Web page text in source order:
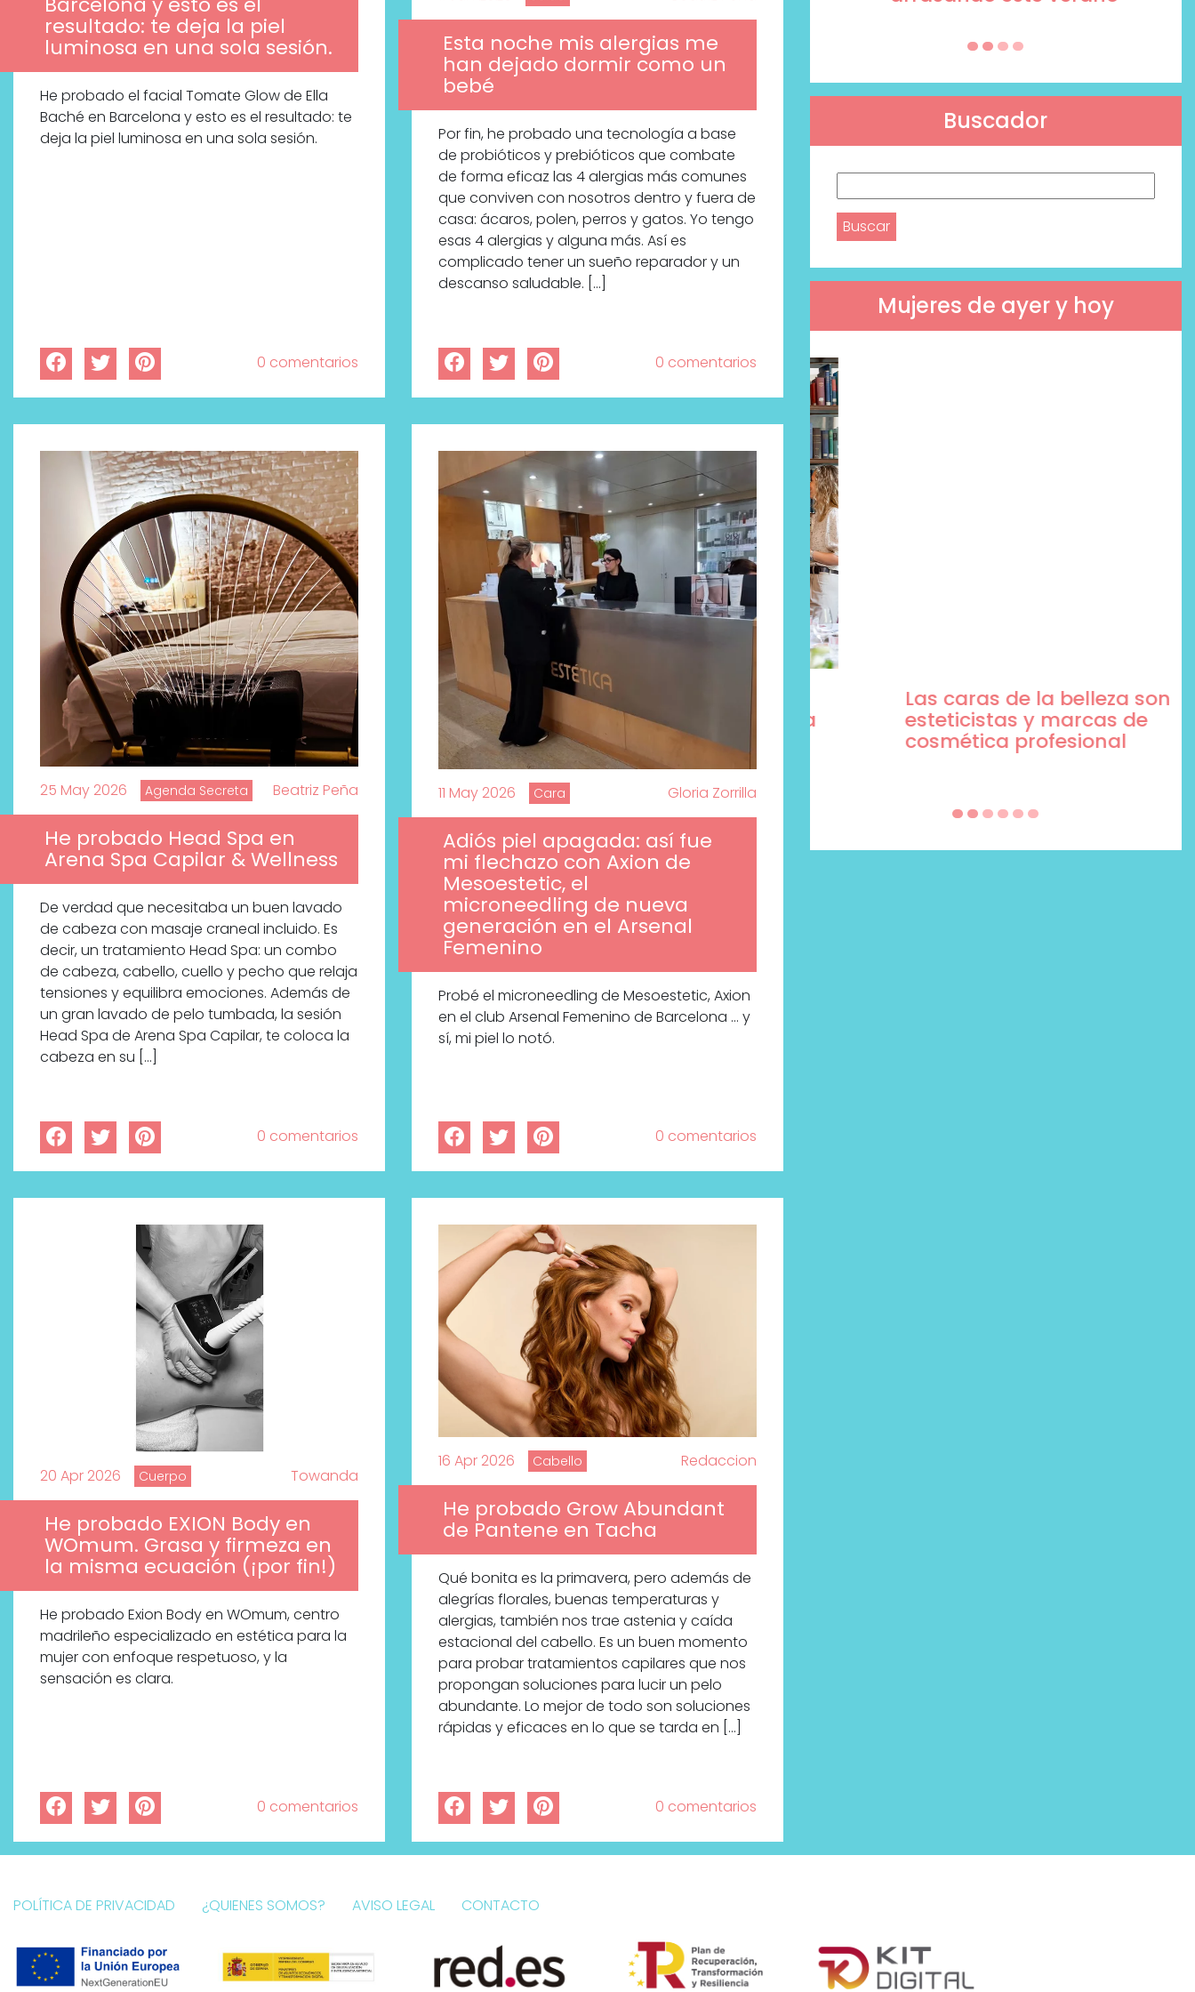
resultado: te deja la piel
luminosa en una sola sesión.
He probado el facial Tomate Glow de Ella
Baché en Barcelona y esto es el resultado: te
deja la piel luminosa en una sola sesión.
0 comentarios
Esta noche mis alergias me
han dejado dormir como un
bebé
Por fin, he probado una tecnología a base
de probióticos y prebióticos que combate
de forma eficaz las 4 alergias más comunes
que conviven con nosotros dentro y fuera de
casa: ácaros, polen, perros y gatos. Yo tengo
esas 4 alergias y alguna más. Así es
complicado tener un sueño reparador y un
descanso saludable. […]
0 comentarios
25 May 2026 Agenda Secreta Beatriz Peña
He probado Head Spa en
Arena Spa Capilar & Wellness
De verdad que necesitaba un buen lavado
de cabeza con masaje craneal incluido. Es
decir, un tratamiento Head Spa: un combo
de cabeza, cabello, cuello y pecho que relaja
tensiones y equilibra emociones. Además de
un gran lavado de pelo tumbada, la sesión
Head Spa de Arena Spa Capilar, te coloca la
cabeza en su […]
0 comentarios
11 May 2026 Cara Gloria Zorrilla
Adiós piel apagada: así fue
mi flechazo con Axion de
Mesoestetic, el
microneedling de nueva
generación en el Arsenal
Femenino
Probé el microneedling de Mesoestetic, Axion
en el club Arsenal Femenino de Barcelona … y
sí, mi piel lo notó.
0 comentarios
20 Apr 2026 Cuerpo Towanda
He probado EXION Body en
WOmum. Grasa y firmeza en
la misma ecuación (¡por fin!)
He probado Exion Body en WOmum, centro
madrileño especializado en estética para la
mujer con enfoque respetuoso, y la
sensación es clara.
0 comentarios
16 Apr 2026 Cabello Redaccion
He probado Grow Abundant
de Pantene en Tacha
Qué bonita es la primavera, pero además de
alegrías florales, buenas temperaturas y
alergias, también nos trae astenia y caída
estacional del cabello. Es un buen momento
para probar tratamientos capilares que nos
propongan soluciones para lucir un pelo
abundante. Lo mejor de todo son soluciones
rápidas y eficaces en lo que se tarda en […]
0 comentarios
bienestar más buscados
Buscador
Mujeres de ayer y hoy
¿Qué revelan las zapatillas
de Alexia Putellas para Nike
sobre la nueva era del
objeto-artista?
Labeau Organic continúa
apostando por la cosmética
del bienestar
Las caras de la belleza son
esteticistas y marcas de
cosmética profesional
POLÍTICA DE PRIVACIDAD ¿QUIENES SOMOS? AVISO LEGAL CONTACTO